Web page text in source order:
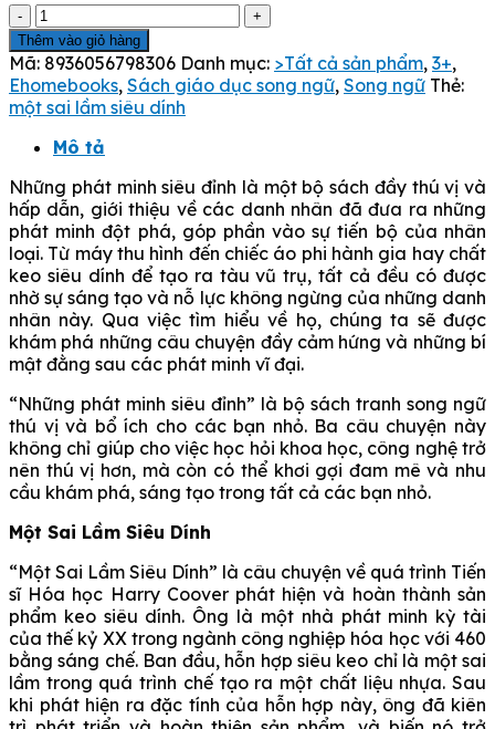
109.000 VND.
98.000 VND.
Một
Sai
Lầm
Siêu
Dính
số
lượng
Thêm vào giỏ hàng
Mã: 8936056798306 Danh mục: >Tất cả sản phẩm, 3+,
Ehomebooks, Sách giáo dục song ngữ, Song ngữ Thẻ:
một sai lầm siêu dính
Mô tả
Những phát minh siêu đỉnh là một bộ sách đầy thú vị và
hấp dẫn, giới thiệu về các danh nhân đã đưa ra những
phát minh đột phá, góp phần vào sự tiến bộ của nhân
loại. Từ máy thu hình đến chiếc áo phi hành gia hay chất
keo siêu dính để tạo ra tàu vũ trụ, tất cả đều có được
nhờ sự sáng tạo và nỗ lực không ngừng của những danh
nhân này. Qua việc tìm hiểu về họ, chúng ta sẽ được
khám phá những câu chuyện đầy cảm hứng và những bí
mật đằng sau các phát minh vĩ đại.
“Những phát minh siêu đỉnh” là bộ sách tranh song ngữ
thú vị và bổ ích cho các bạn nhỏ. Ba câu chuyện này
không chỉ giúp cho việc học hỏi khoa học, công nghệ trở
nên thú vị hơn, mà còn có thể khơi gợi đam mê và nhu
cầu khám phá, sáng tạo trong tất cả các bạn nhỏ.
Một Sai Lầm Siêu Dính
“Một Sai Lầm Siêu Dính” là câu chuyện về quá trình Tiến
sĩ Hóa học Harry Coover phát hiện và hoàn thành sản
phẩm keo siêu dính. Ông là một nhà phát minh kỳ tài
của thế kỷ XX trong ngành công nghiệp hóa học với 460
bằng sáng chế. Ban đầu, hỗn hợp siêu keo chỉ là một sai
lầm trong quá trình chế tạo ra một chất liệu nhựa. Sau
khi phát hiện ra đặc tính của hỗn hợp này, ông đã kiên